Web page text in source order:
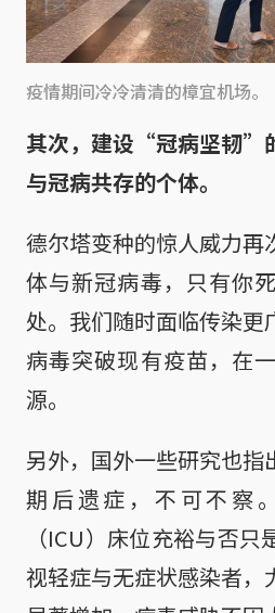
疫情期间冷冷清清的樟宜机场。
其次，建设“冠病坚韧”
与冠病共存的个体。
德尔塔变种的惊人威力再
体与新冠病毒，只有你
处。我们随时面临传染更
病毒突破现有疫苗，在
源。
另外，国外一些研究也指
期后遗症，不可不察
（ICU）床位充裕与否
视轻症与无症状感染者，